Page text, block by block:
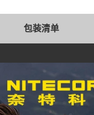
包装清单